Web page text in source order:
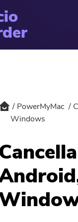
Hot
PowerMyMac
Windows